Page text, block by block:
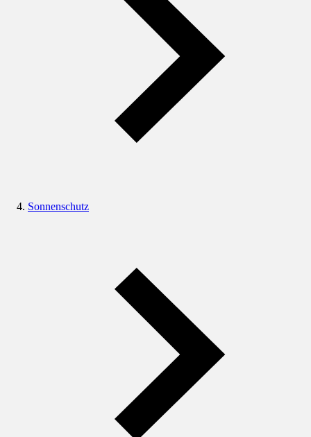
Sonnenschutz